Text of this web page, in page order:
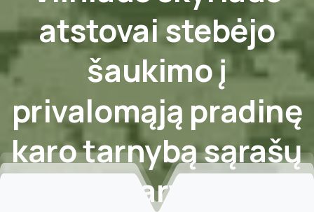
atstovaistebėjo
šaukimoį
privalomąją pradinę
karotarnybąsąrašų
sudarymą